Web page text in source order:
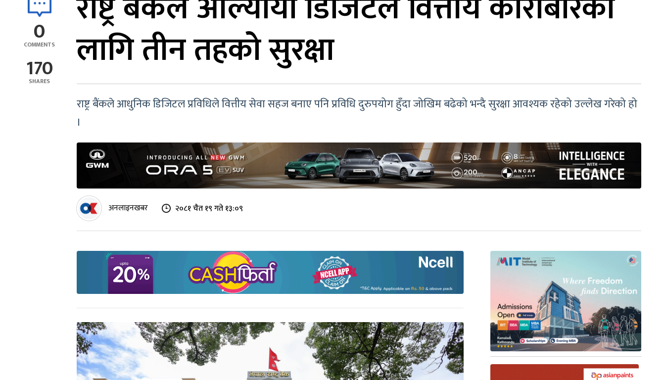
0
COMMENTS
170
SHARES
लागि तीन तहको सुरक्षा
राष्ट्र बैंकले आधुनिक डिजिटल प्रविधिले वित्तीय सेवा सहज बनाए पनि प्रविधि दुरुपयोग हुँदा जोखिम बढेको भन्दै सुरक्षा आवश्यक रहेको उल्लेख गरेको हो
।
अनलाइनखबर २०८१ चैत १९ गते १३:०९